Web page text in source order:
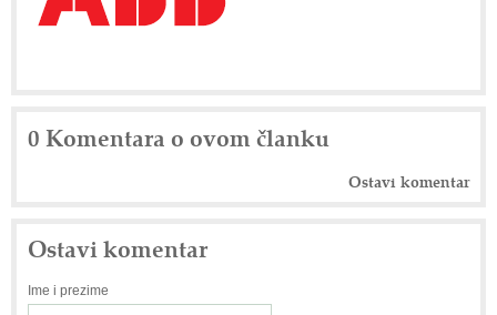
0 Komentara o ovom članku
Ostavi komentar
Ostavi komentar
Ime i prezime